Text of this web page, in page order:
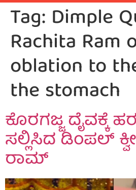
Tag: Dimple
Rachita Ram
oblation to
the stomach
ಕೊರಗಜ್ಜ ದೈವಕ್ಕೆ
ಸಲ್ಲಿಸಿದ ಡಿಂಪಲ್
ರಾಮ್